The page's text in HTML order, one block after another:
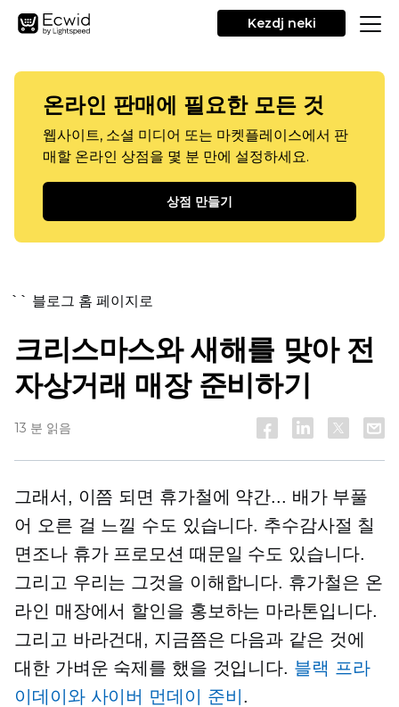
Kezdj neki
온라인 판매에 필요한 모든 것
웹사이트, 소셜 미디어 또는 마켓플레이스에서 판
매할 온라인 상점을 몇 분 만에 설정하세요.
상점 만들기
`` 블로그 홈 페이지로
크리스마스와 새해를 맞아 전
자상거래 매장 준비하기
13 분 읽음
그래서, 이쯤 되면 휴가철에 약간... 배가 부풀
어 오른 걸 느낄 수도 있습니다. 추수감사절 칠
면조나 휴가 프로모션 때문일 수도 있습니다.
그리고 우리는 그것을 이해합니다. 휴가철은 온
라인 매장에서 할인을 홍보하는 마라톤입니다.
그리고 바라건대, 지금쯤은 다음과 같은 것에
대한 가벼운 숙제를 했을 것입니다. 블랙 프라
이데이와 사이버 먼데이 준비 .